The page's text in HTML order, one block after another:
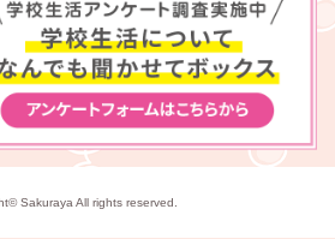
Sakuraya All rights reserved.